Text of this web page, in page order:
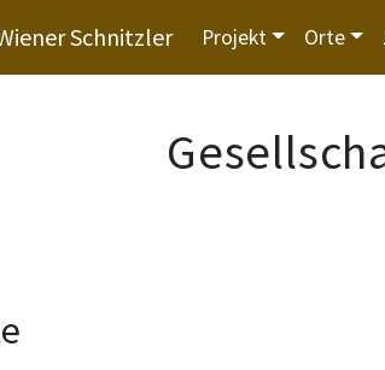
Schnitzler Projekt Orte